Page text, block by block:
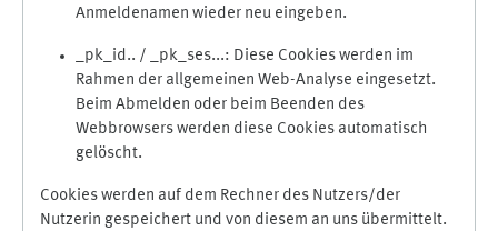
Anmeldenamen wieder neu eingeben.
_pk_id.. / _pk_ses...: Diese Cookies werden im
Rahmen der allgemeinen Web-Analyse eingesetzt.
Beim Abmelden oder beim Beenden des
Webbrowsers werden diese Cookies automatisch
gelöscht.
Cookies werden auf dem Rechner des Nutzers/der
Nutzerin gespeichert und von diesem an uns übermittelt.